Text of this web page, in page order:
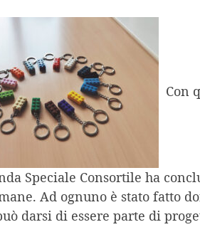
Con
Speciale Consortile ha
Ad ognuno è stato fatto
darsi di essere parte di